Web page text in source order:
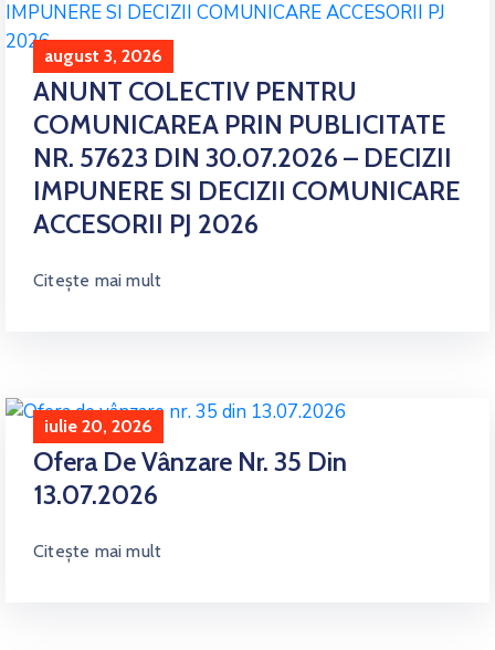
august 3, 2026
ANUNT COLECTIV PENTRU
COMUNICAREA PRIN PUBLICITATE
NR. 57623 DIN 30.07.2026 – DECIZII
IMPUNERE SI DECIZII COMUNICARE
ACCESORII PJ 2026
Citește mai mult
iulie 20, 2026
Ofera De Vânzare Nr. 35 Din
13.07.2026
Citește mai mult